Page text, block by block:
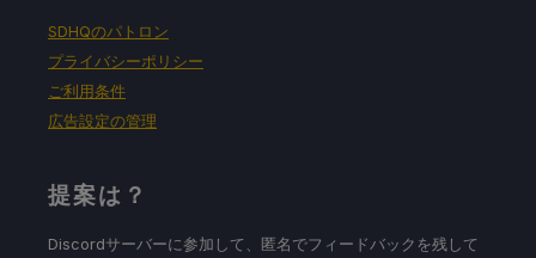
SDHQのパトロン
プライバシーポリシー
ご利用条件
広告設定の管理
提案は？
Discordサーバーに参加して、匿名でフィードバックを残して